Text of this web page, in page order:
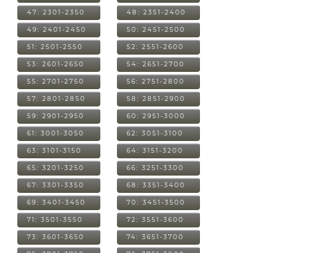
47: 2301-2350 48: 2351-2400
49: 2401-2450 50: 2451-2500
51: 2501-2550 52: 2551-2600
53: 2601-2650 54: 2651-2700
55: 2701-2750 56: 2751-2800
57: 2801-2850 58: 2851-2900
59: 2901-2950 60: 2951-3000
61: 3001-3050 62: 3051-3100
63: 3101-3150 64: 3151-3200
65: 3201-3250 66: 3251-3300
67: 3301-3350 68: 3351-3400
69: 3401-3450 70: 3451-3500
71: 3501-3550 72: 3551-3600
73: 3601-3650 74: 3651-3700